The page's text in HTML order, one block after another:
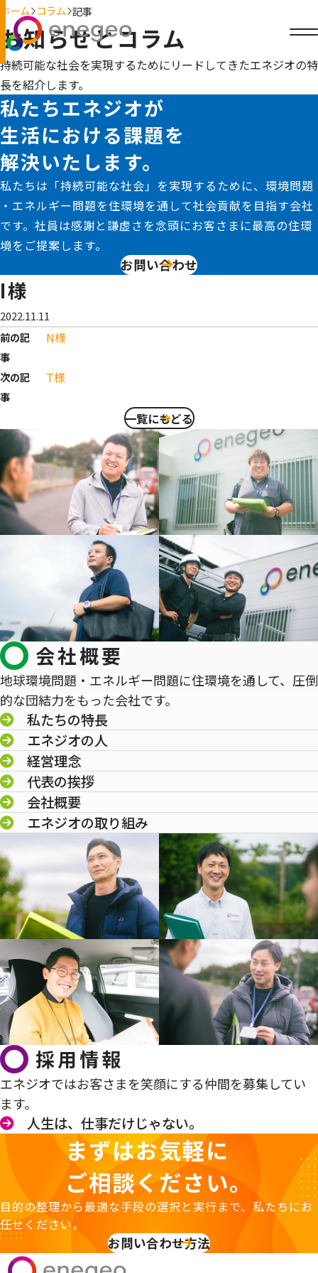
ホーム コラム 記事
お知らせとコラム
持続可能な社会を実現するためにリードしてきたエネジオの特
長を紹介します。
私たちエネジオが
生活における課題を
解決いたします。
私たちは「持続可能な社会」を実現するために、環境問題
・エネルギー問題を住環境を通して社会貢献を目指す会社
です。社員は感謝と謙虚さを念頭にお客さまに最高の住環
境をご提案します。
お問い合わせ
I様
2022.11.11
前の記
事
N様
次の記
事
T様
一覧にもどる
会社概要
地球環境問題・エネルギー問題に住環境を通して、圧倒
的な団結力をもった会社です。
私たちの特長
エネジオの人
経営理念
代表の挨拶
会社概要
エネジオの取り組み
採用情報
エネジオではお客さまを笑顔にする仲間を募集してい
ます。
人生は、仕事だけじゃない。
まずはお気軽に
ご相談ください。
目的の整理から最適な手段の選択と実行まで、私たちにお
任せください。
お問い合わせ方法